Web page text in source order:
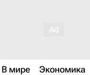
В мире Экономика